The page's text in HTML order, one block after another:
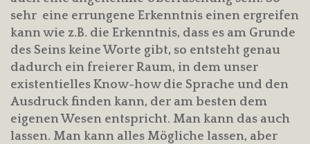
sehr eine errungene Erkenntnis einen ergreifen
kann wie z.B. die Erkenntnis, dass es am Grunde
des Seins keine Worte gibt, so entsteht genau
dadurch ein freierer Raum, in dem unser
existentielles Know-how die Sprache und den
Ausdruck finden kann, der am besten dem
eigenen Wesen entspricht. Man kann das auch
lassen. Man kann alles Mögliche lassen, aber